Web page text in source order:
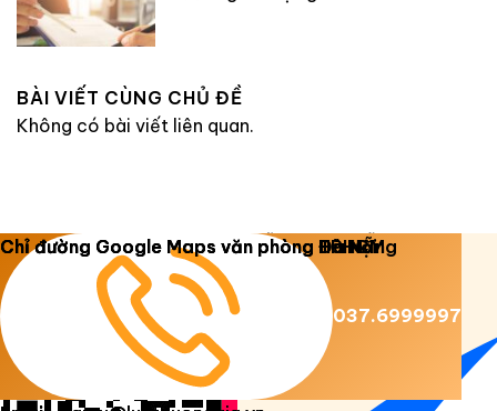
BÀI VIẾT CÙNG CHỦ ĐỀ
Không có bài viết liên quan.
Copyright 2026 © Luật Dương Gia